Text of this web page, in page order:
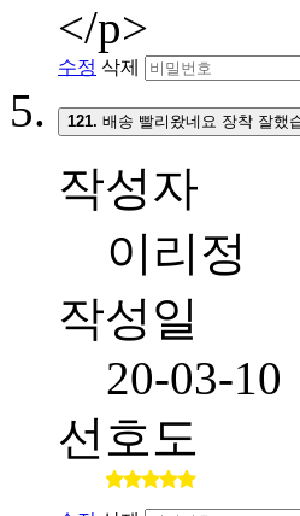
</p>
수정 삭제
121. 배송 빨리왔네요 장착 잘했
작성자
이리정
작성일
20-03-10
선호도